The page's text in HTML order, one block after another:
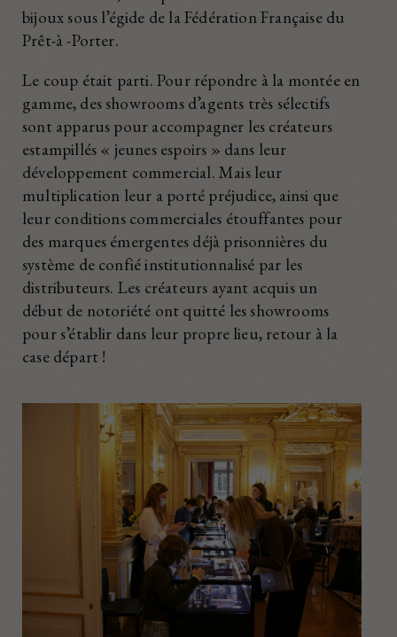
bijoux sous l’égide de la Fédération Française du
Prêt-à -Porter.
Le coup était parti. Pour répondre à la montée en
gamme, des showrooms d’agents très sélectifs
sont apparus pour accompagner les créateurs
estampillés « jeunes espoirs » dans leur
développement commercial. Mais leur
multiplication leur a porté préjudice, ainsi que
leur conditions commerciales étouffantes pour
des marques émergentes déjà prisonnières du
système de confié institutionnalisé par les
distributeurs. Les créateurs ayant acquis un
début de notoriété ont quitté les showrooms
pour s’établir dans leur propre lieu, retour à la
case départ !